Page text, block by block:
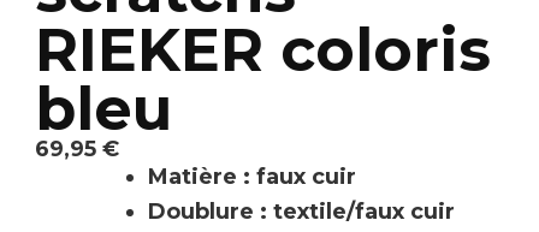
RIEKER coloris
bleu
69,95 €
Matière : faux cuir
Doublure : textile/faux cuir